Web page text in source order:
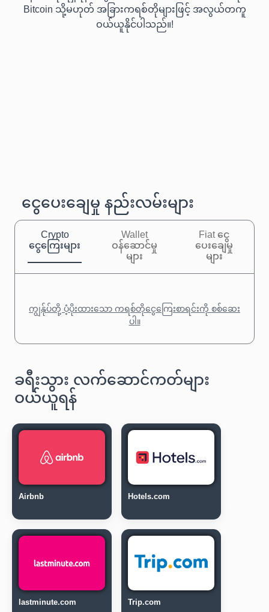
Bitcoin သို့မဟုတ် အခြားကရစ်တိုများဖြင့် အလွယ်တကူ
ဝယ်ယူနိုင်ပါသည်။!
ငွေပေးချေမှု နည်းလမ်းများ
Crypto
ငွေကြေးများ
Wallet
ဝန်ဆောင်မှု
များ
Fiat ငွေ
ပေးချေမှု
များ
ကျွန်ုပ်တို့ ပံ့ပိုးထားသော ကရစ်တိုငွေကြေးစာရင်းကို စစ်ဆေး
ပါ။
ခရီးသွား လက်ဆောင်ကတ်များ
ဝယ်ယူရန်
Airbnb Hotels.com
lastminute.com Trip.com